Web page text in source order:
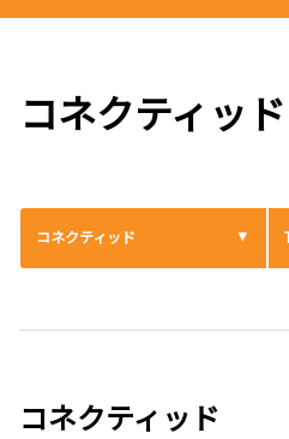
コネクティッド
コネクティッド
コネクティッド